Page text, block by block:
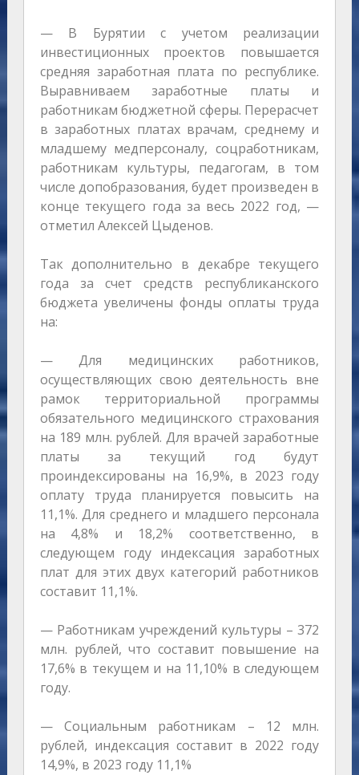
— В Бурятии с учетом реализации
инвестиционных проектов повышается
средняя заработная плата по республике.
Выравниваем заработные платы и
работникам бюджетной сферы. Перерасчет
в заработных платах врачам, среднему и
младшему медперсоналу, соцработникам,
работникам культуры, педагогам, в том
числе допобразования, будет произведен в
конце текущего года за весь 2022 год, —
отметил Алексей Цыденов.
Так дополнительно в декабре текущего
года за счет средств республиканского
бюджета увеличены фонды оплаты труда
на:
— Для медицинских работников,
осуществляющих свою деятельность вне
рамок территориальной программы
обязательного медицинского страхования
на 189 млн. рублей. Для врачей заработные
платы за текущий год будут
проиндексированы на 16,9%, в 2023 году
оплату труда планируется повысить на
11,1%. Для среднего и младшего персонала
на 4,8% и 18,2% соответственно, в
следующем году индексация заработных
плат для этих двух категорий работников
составит 11,1%.
— Работникам учреждений культуры – 372
млн. рублей, что составит повышение на
17,6% в текущем и на 11,10% в следующем
году.
— Социальным работникам – 12 млн.
рублей, индексация составит в 2022 году
14,9%, в 2023 году 11,1%